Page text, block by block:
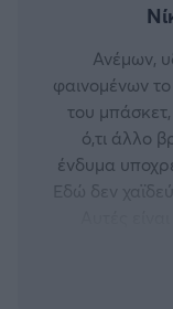
Ανέμων,
φαινομένων
του
ό,τι άλλο
ένδυμα
Εδώ δεν
κοπιάστε. Αν